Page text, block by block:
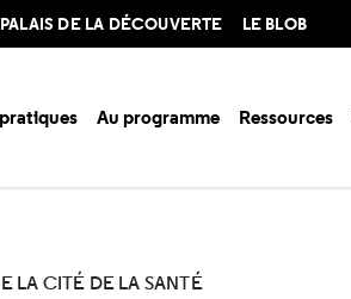
PALAIS DE LA DÉCOUVERTE LE BLOB
Au programme Ressources
LA CITÉ DE LA SANTÉ